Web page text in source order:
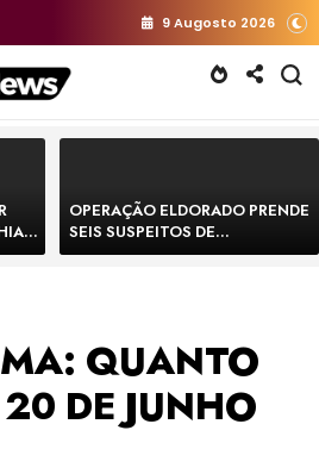
9 Augosto 2026
E
OPERAÇÃO ELDORADO PRENDE
SEIS SUSPEITOS DE
MOVIMENTAR R$ 25 MILHÕES
QUANTO
20 DE JUNHO